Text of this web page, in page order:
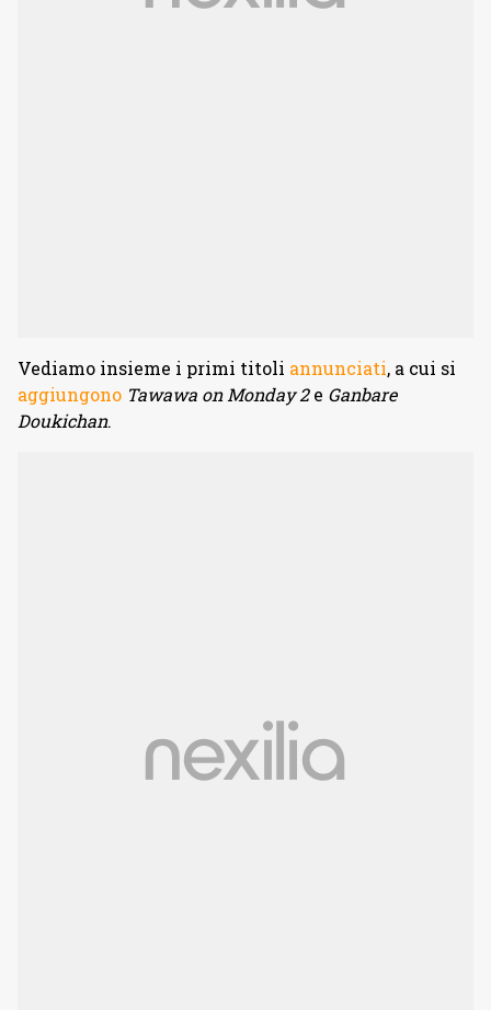
Vediamo insieme i primi titoli annunciati, a cui si
aggiungono Tawawa on Monday 2e Ganbare
Doukichan.